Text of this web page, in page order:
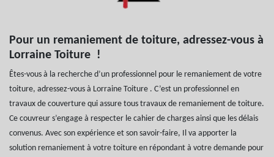
Pour un remaniement de toiture, adressez-vous à
Lorraine Toiture !
Êtes-vous à la recherche d’un professionnel pour le remaniement de votre
toiture, adressez-vous à Lorraine Toiture . C’est un professionnel en
travaux de couverture qui assure tous travaux de remaniement de toiture.
Ce couvreur s’engage à respecter le cahier de charges ainsi que les délais
convenus. Avec son expérience et son savoir-faire, Il va apporter la
solution remaniement à votre toiture en répondant à votre demande pour